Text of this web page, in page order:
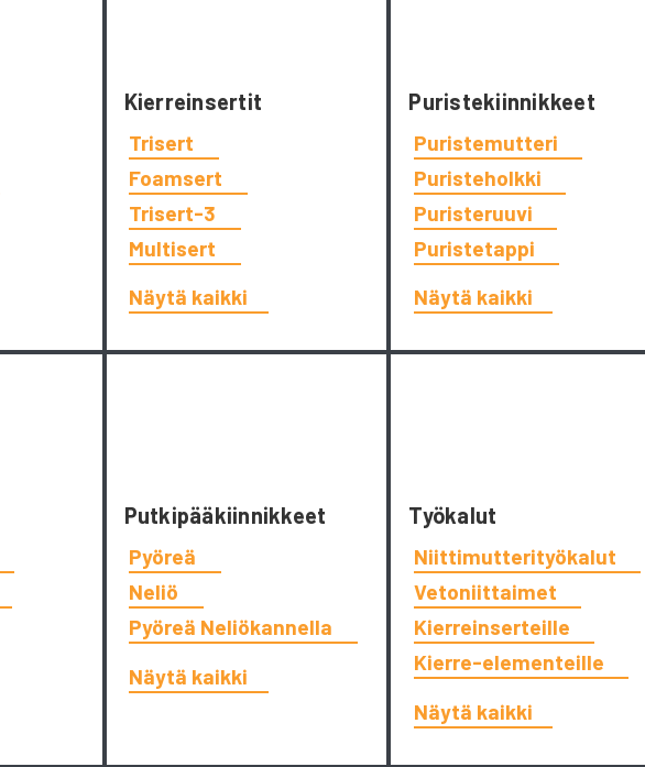
Kierreinsertit
Trisert
Foamsert
Trisert-3
Multisert
Näytä kaikki
Puristekiinnikkeet
Puristemutteri
Puristeholkki
Puristeruuvi
Puristetappi
Näytä kaikki
Putkipääkiinnikkeet
Pyöreä
Neliö
Pyöreä Neliökannella
Näytä kaikki
Työkalut
Niittimutterityökalut
Vetoniittaimet
Kierreinserteille
Kierre-elementeille
Näytä kaikki